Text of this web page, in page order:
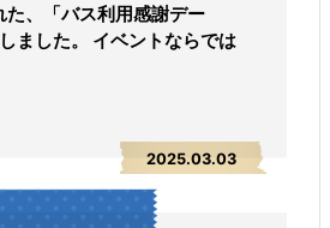
た、「バス利用感謝デー
ました。 イベントならでは
2025.03.03